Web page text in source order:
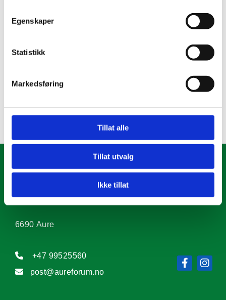
Egenskaper
Statistikk
Markedsføring
Tillat alle
Tillat utvalg
Ikke tillat
11.mars kl. 11.00-14.00 avholder vi felles arrangement for Smøla
og Aure på Gurisenteret.
Jan-Erik Larsen og Pernille Celine Engdahl fra Kruse Larsen vil
deltar!
0
AURE NÆRINGSFORUM
6690 Aure
 +47 99525560
 post@aureforum.no